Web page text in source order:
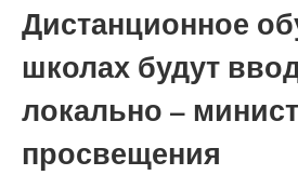
Дистанционное
школах будут
локально –
просвещения